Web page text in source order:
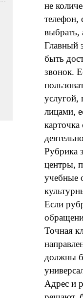
не
телефон,
выбрать,
Главный
быть
звонок.
услугой,
лицами,
Рубрика
центры,
учебные
Если
Точная
должны
Адрес и